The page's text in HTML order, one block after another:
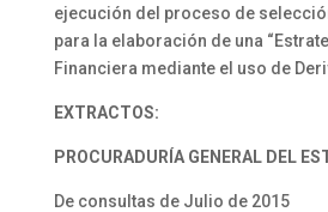
ejecución del proceso de
para la elaboración de una
Financiera mediante el uso de
EXTRACTOS:
PROCURADURÍA GENERAL DEL
De consultas de Julio de 2015